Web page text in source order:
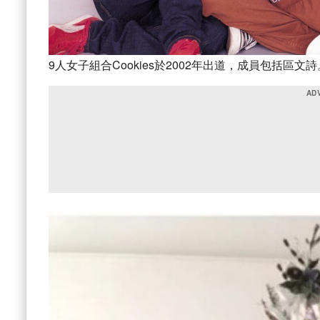
9人女子組合Cookies於2002年出道，成員包括區文詩